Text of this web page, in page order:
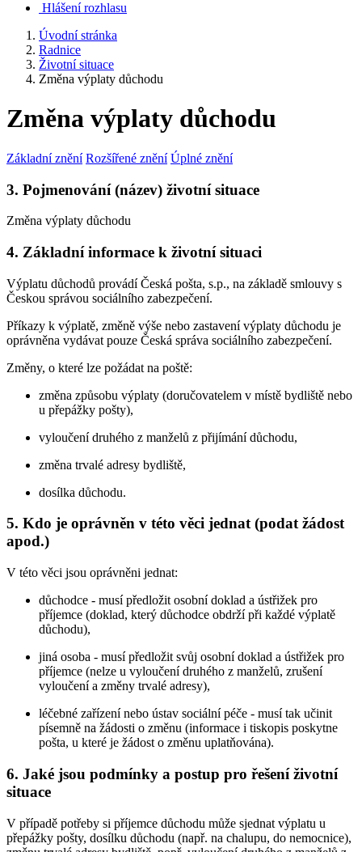
Hlášení rozhlasu
Úvodní stránka
Radnice
Životní situace
Změna výplaty důchodu
Změna výplaty důchodu
Základní znění Rozšířené znění Úplné znění
3. Pojmenování (název) životní situace
Změna výplaty důchodu
4. Základní informace k životní situaci
Výplatu důchodů provádí Česká pošta, s.p., na základě smlouvy s
Českou správou sociálního zabezpečení.
Příkazy k výplatě, změně výše nebo zastavení výplaty důchodu je
oprávněna vydávat pouze Česká správa sociálního zabezpečení.
Změny, o které lze požádat na poště:
změna způsobu výplaty (doručovatelem v místě bydliště nebo
u přepážky pošty),
vyloučení druhého z manželů z přijímání důchodu,
změna trvalé adresy bydliště,
dosílka důchodu.
5. Kdo je oprávněn v této věci jednat (podat žádost
apod.)
V této věci jsou oprávněni jednat:
důchodce - musí předložit osobní doklad a ústřižek pro
příjemce (doklad, který důchodce obdrží při každé výplatě
důchodu),
jiná osoba - musí předložit svůj osobní doklad a ústřižek pro
příjemce (nelze u vyloučení druhého z manželů, zrušení
vyloučení a změny trvalé adresy),
léčebné zařízení nebo ústav sociální péče - musí tak učinit
písemně na žádosti o změnu (informace i tiskopis poskytne
pošta, u které je žádost o změnu uplatňována).
6. Jaké jsou podmínky a postup pro řešení životní
situace
V případě potřeby si příjemce důchodu může sjednat výplatu u
přepážky pošty, dosílku důchodu (např. na chalupu, do nemocnice),